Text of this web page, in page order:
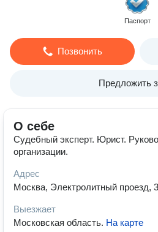
Паспорт
Позвонить
Предложить
О себе
Судебный эксперт. Юрист.
организации.
Адрес
Москва, Электролитный проезд,
Выезжает
Московская область. На карте